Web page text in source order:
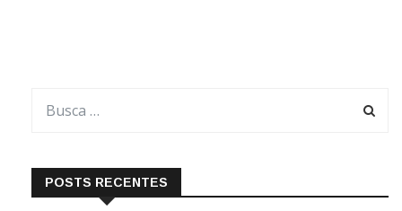
POSTS RECENTES